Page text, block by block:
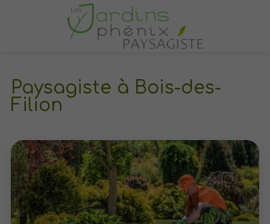
Paysagiste à Bois-des-
Filion